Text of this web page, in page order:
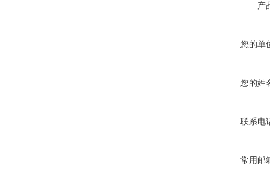
产
您的单
您的姓
联系电
常用邮